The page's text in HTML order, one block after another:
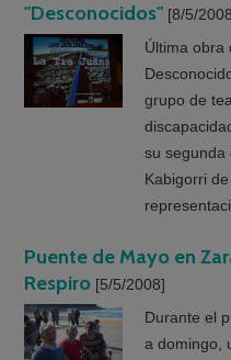
"Desconocidos" [8/5/
Última obra
grupo de
su segunda
Kabigorri
Puente de Mayo en
Respiro [5/5/2008]
Durante el
a domingo,